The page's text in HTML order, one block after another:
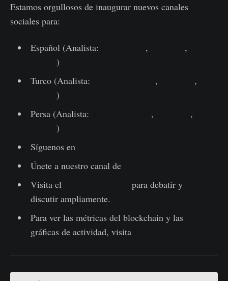
Estamos orgullosos de inaugurar nuevos canales
sociales para:
Español (Analista: ,
,
)
Turco (Analista:
,
,
)
Persa (Analista:
,
,
)
Síguenos en
Únete a nuestro canal de
Visita el
para debatir y
discutir ampliamente.
Para ver las métricas del blockchain y las
gráficas de actividad, visita